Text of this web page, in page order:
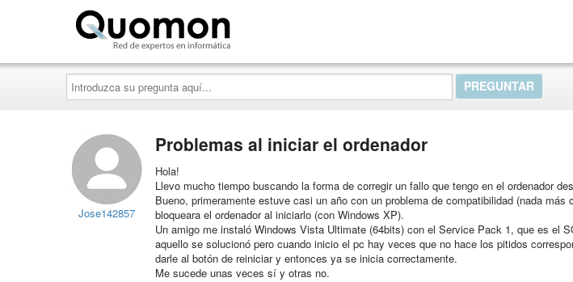
Introduzca
su
pregunta
aquí...
Jose142857
Problemas al iniciar el ordenador
Hola!
Llevo mucho tiempo buscando la forma de corregir un fallo que tengo en el ordenador
Bueno, primeramente estuve casi un año con un problema de compatibilidad (nada más
bloqueara el ordenador al iniciarlo (con Windows XP).
Un amigo me instaló Windows Vista Ultimate (64bits) con el Service Pack 1, que es el
aquello se solucionó pero cuando inicio el pc hay veces que no hace los pitidos
darle al botón de reiniciar y entonces ya se inicia correctamente.
Me sucede unas veces sí y otras no.